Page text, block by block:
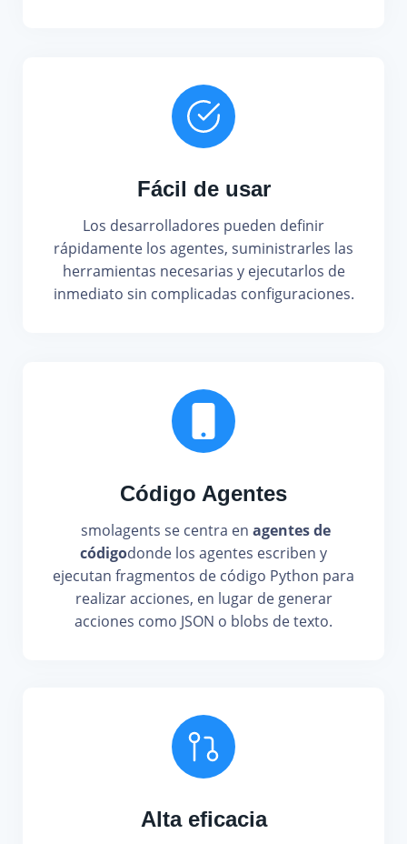
Fácil de usar
Los desarrolladores pueden definir
rápidamente los agentes, suministrarles las
herramientas necesarias y ejecutarlos de
inmediato sin complicadas configuraciones.
Código Agentes
smolagents se centra en agentes de
códigodonde los agentes escriben y
ejecutan fragmentos de código Python para
realizar acciones, en lugar de generar
acciones como JSON o blobs de texto.
Alta eficacia